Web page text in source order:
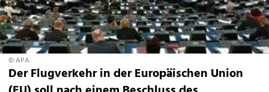
© APA
Der Flugverkehr in der Europäischen Union